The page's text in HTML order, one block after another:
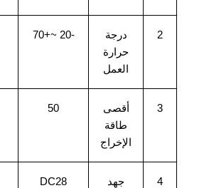
2
درجة
حرارة
العمل
-
20 ~+7
0
3
أقصى
طاقة
الإخراج
50
4
جهد
DC28